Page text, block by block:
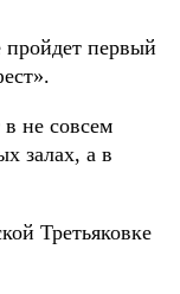
первый
не совсем
залах, а в
Третьяковке